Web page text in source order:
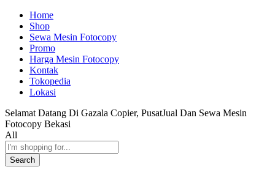
Home
Shop
Sewa Mesin Fotocopy
Promo
Harga Mesin Fotocopy
Kontak
Tokopedia
Lokasi
Selamat Datang Di Gazala Copier, PusatJual Dan Sewa Mesin
Fotocopy Bekasi
All
Search